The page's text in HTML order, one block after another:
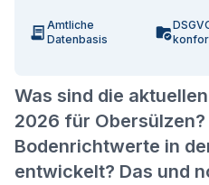
Was sind die
2026 für
Bodenrichtwerte in
entwickelt? Das und
Amtliche
Datenbasis